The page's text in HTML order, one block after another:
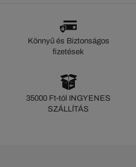
Könnyű és Biztonságos
fizetések
35000 Ft-tól INGYENES
SZÁLLÍTÁS